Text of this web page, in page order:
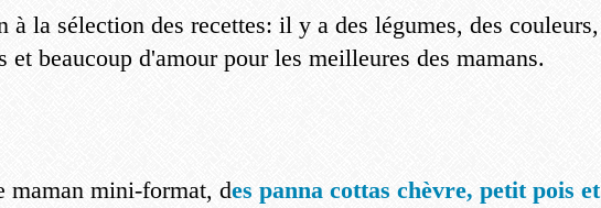
à la sélection des recettes: il y a des légumes, des couleurs,
et beaucoup d'amour pour les meilleures des mamans.
maman mini-format, des panna cottas chèvre, petit pois et